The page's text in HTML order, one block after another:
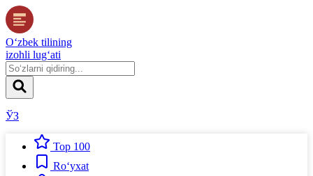
O‘zbek tilining
izohli lug‘ati
ЎЗ
Top 100
Ro‘yxat